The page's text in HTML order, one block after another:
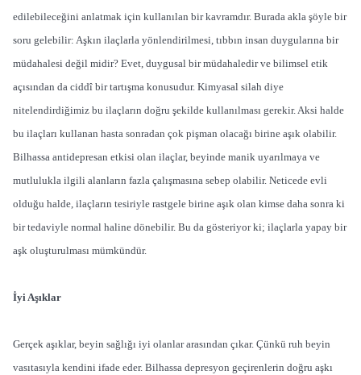
edilebileceğini anlatmak için kullanılan bir kavramdır. Burada akla şöyle bir
soru gelebilir: Aşkın ilaçlarla yönlendirilmesi, tıbbın insan duygularına bir
müdahalesi değil midir? Evet, duygusal bir müdahaledir ve bilimsel etik
açısından da ciddî bir tartışma konusudur. Kimyasal silah diye
nitelendirdiğimiz bu ilaçların doğru şekilde kullanılması gerekir. Aksi halde
bu ilaçları kullanan hasta sonradan çok pişman olacağı birine aşık olabilir.
Bilhassa antidepresan etkisi olan ilaçlar, beyinde manik uyarılmaya ve
mutlulukla ilgili alanların fazla çalışmasına sebep olabilir. Neticede evli
olduğu halde, ilaçların tesiriyle rastgele birine aşık olan kimse daha sonra ki
bir tedaviyle normal haline dönebilir. Bu da gösteriyor ki; ilaçlarla yapay bir
aşk oluşturulması mümkündür.
İyi Aşıklar
Gerçek aşıklar, beyin sağlığı iyi olanlar arasından çıkar. Çünkü ruh beyin
vasıtasıyla kendini ifade eder. Bilhassa depresyon geçirenlerin doğru aşkı